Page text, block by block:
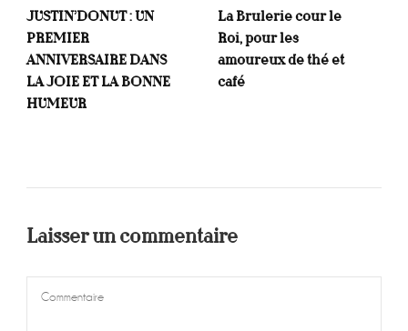
JUSTIN’DONUT : UN
PREMIER
ANNIVERSAIRE DANS
LA JOIE ET LA BONNE
HUMEUR
La Brulerie cour le
Roi, pour les
amoureux de thé et
café
Laisser un commentaire